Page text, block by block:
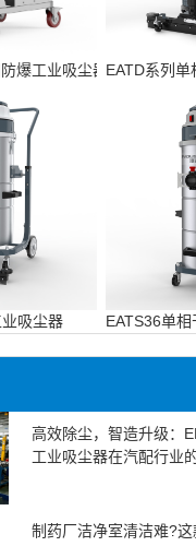
爆工业吸尘器EATD系列单
吸尘器 EATS36单
高效除尘，智造升级：
工业吸尘器在汽配行业
制药厂洁净室清洁难?